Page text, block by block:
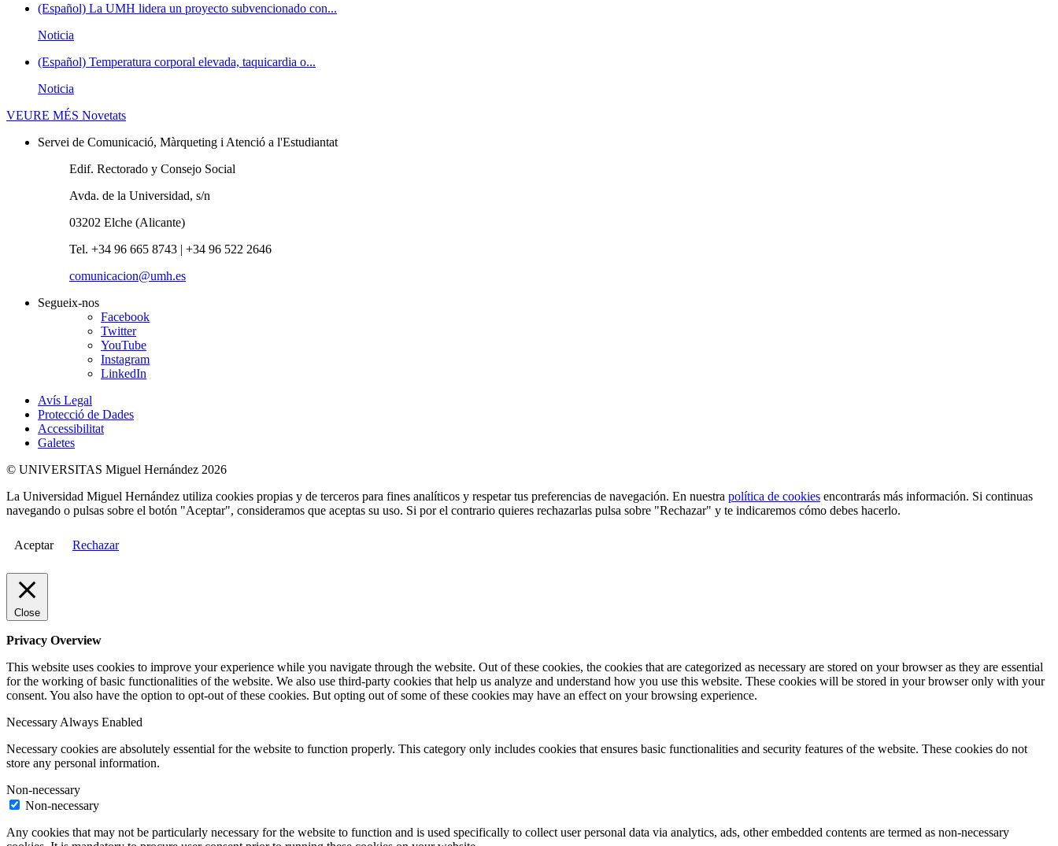
(Español) La UMH lidera un proyecto subvencionado con...
Noticia
(Español) Temperatura corporal elevada, taquicardia o...
Noticia
VEURE MÉS Novetats
Servei de Comunicació, Màrqueting i Atenció a l'Estudiantat
Edif. Rectorado y Consejo Social
Avda. de la Universidad, s/n
03202 Elche (Alicante)
Tel. +34 96 665 8743 | +34 96 522 2646
comunicacion@umh.es
Segueix-nos
Facebook
Twitter
YouTube
Instagram
LinkedIn
Avís Legal
Protecció de Dades
Accessibilitat
Galetes
© UNIVERSITAS Miguel Hernández 2026
La Universidad Miguel Hernández utiliza cookies propias y de terceros para fines analíticos y respetar tus preferencias de navegación. En nuestra política de cookies encontrarás más información. Si continuas
navegando o pulsas sobre el botón "Aceptar", consideramos que aceptas su uso. Si por el contrario quieres rechazarlas pulsa sobre "Rechazar" y te indicaremos cómo debes hacerlo.
Aceptar Rechazar
Close
Privacy Overview
This website uses cookies to improve your experience while you navigate through the website. Out of these cookies, the cookies that are categorized as necessary are stored on your browser as they are essential
for the working of basic functionalities of the website. We also use third-party cookies that help us analyze and understand how you use this website. These cookies will be stored in your browser only with your
consent. You also have the option to opt-out of these cookies. But opting out of some of these cookies may have an effect on your browsing experience.
Necessary Always Enabled
Necessary cookies are absolutely essential for the website to function properly. This category only includes cookies that ensures basic functionalities and security features of the website. These cookies do not
store any personal information.
Non-necessary
Non-necessary
Any cookies that may not be particularly necessary for the website to function and is used specifically to collect user personal data via analytics, ads, other embedded contents are termed as non-necessary